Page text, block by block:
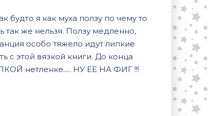
будто я как муха ползу по чему то
так же нельзя. Ползу медленно,
особо тяжело идут липкие
с этой вязкой книги. До конца
нетленке..... НУ ЕЕ НА ФИГ !!!